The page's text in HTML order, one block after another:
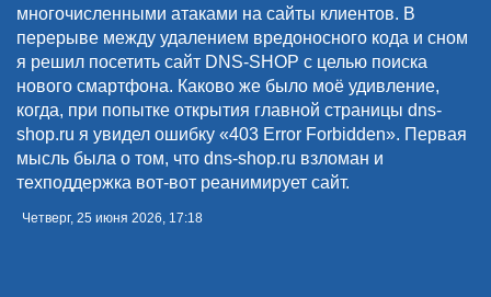
многочисленными атаками на сайты клиентов. В
перерыве между удалением вредоносного кода и сном
я решил посетить сайт DNS-SHOP с целью поиска
нового смартфона. Каково же было моё удивление,
когда, при попытке открытия главной страницы dns-
shop.ru я увидел ошибку «403 Error Forbidden». Первая
мысль была о том, что dns-shop.ru взломан и
техподдержка вот-вот реанимирует сайт.
Четверг, 25 июня 2026, 17:18